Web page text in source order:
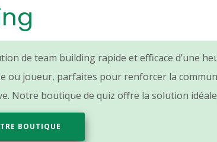
de team building rapide et efficace d’une
ou joueur, parfaites pour renforcer la
Notre boutique de quiz offre la solution
BOUTIQUE